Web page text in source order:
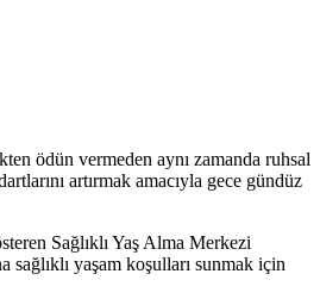
ödün vermeden aynı zamanda ruhsal
artırmak amacıyla gece gündüz
Sağlıklı Yaş Alma Merkezi
sağlıklı yaşam koşulları sunmak için